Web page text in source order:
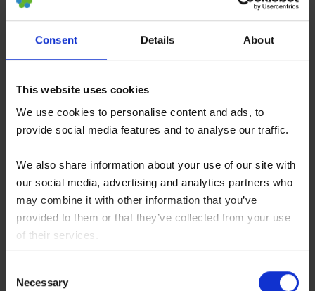
Consent Details About
This website uses cookies
We use cookies to personalise content and ads, to
provide social media features and to analyse our traffic.
We also share information about your use of our site with
our social media, advertising and analytics partners who
may combine it with other information that you’ve
provided to them or that they’ve collected from your use
of their services.
You consent to our cookies if you continue to use our
Selection
Necessary
Stammzellinjektion appliziert wird. Wir bieten
an, bei dem, wie der Name schon sagt, das
Sekretom der Stammzellen appliziert wird.
Grundsätzlich können diese Therapien
miteinander kombiniert werden, da sie nahtlos
zusammenwirken.
ANOVA bietet individualisierteund stets autologe
Patienten und nur für den Patienten am besten